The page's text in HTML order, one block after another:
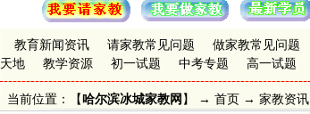
教育新闻资讯 请家教常见问题 做家教常见问题
天地
教学资源 初一试题 中考专题 高一试题
当前位置：【哈尔滨冰城家教网 】 → 首页 → 家教资讯